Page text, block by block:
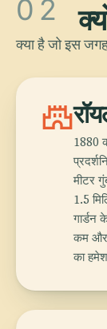
02
क्या है जो इस
castle
1880
मीटर
1.5
कम और
का